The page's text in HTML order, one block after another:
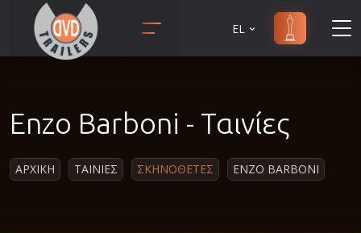
Αισθηματικές
Αστυνομικές
EL
Enzo Barboni - Ταινίες
ΑΡΧΙΚΗ ΤΑΙΝΙΕΣ ΣΚΗΝΟΘΕΤΕΣ ENZO BARBONI